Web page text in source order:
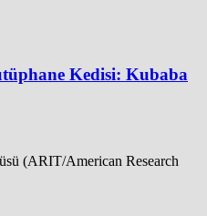
Kedisi: Kubaba
(ARIT/American Research